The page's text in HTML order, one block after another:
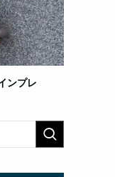
ンプレ